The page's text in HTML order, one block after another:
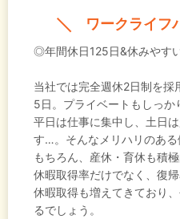
ワークライフ
◎年間休日125日&休みやす
当社では完全週休2日制を採
5日。プライベートもしっか
平日は仕事に集中し、土日
す…。そんなメリハリのある
もちろん、産休・育休も積
休暇取得率だけでなく、復
休暇取得も増えてきており
るでしょう。